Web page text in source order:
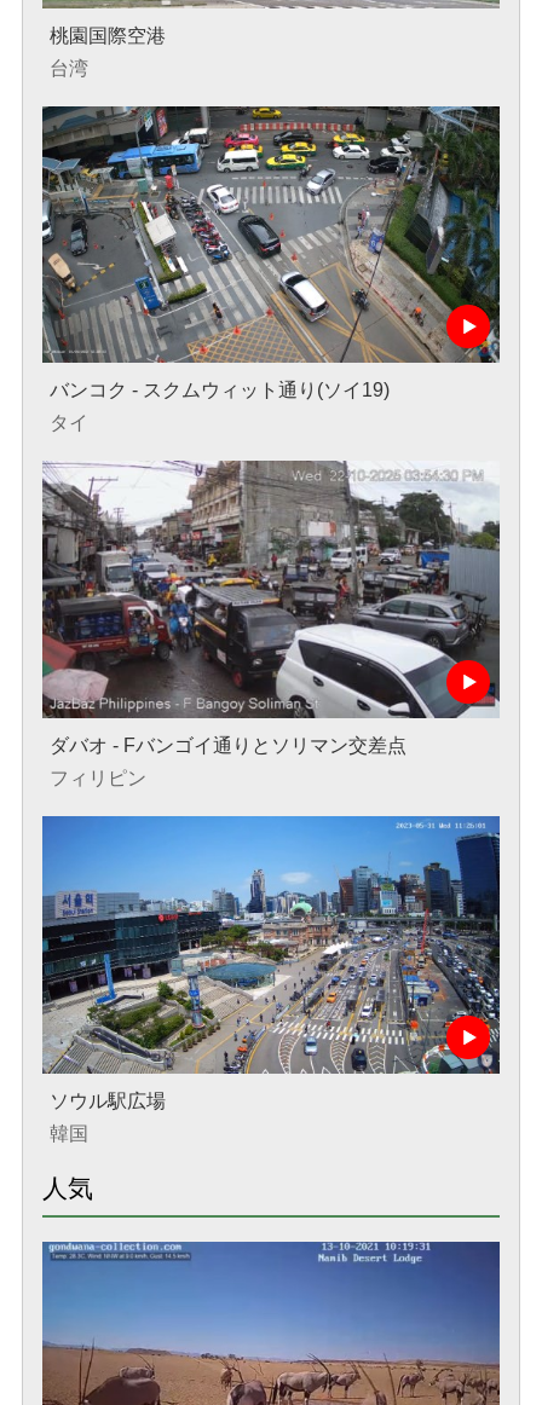
桃園国際空港
台湾
バンコク - スクムウィット通り(ソイ19)
タイ
ダバオ - Fバンゴイ通りとソリマン交差点
フィリピン
ソウル駅広場
韓国
人気